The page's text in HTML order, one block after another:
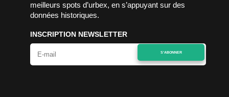
meilleurs spots d’urbex, en s’appuyant sur des
données historiques.
INSCRIPTION NEWSLETTER
S'ABONNER